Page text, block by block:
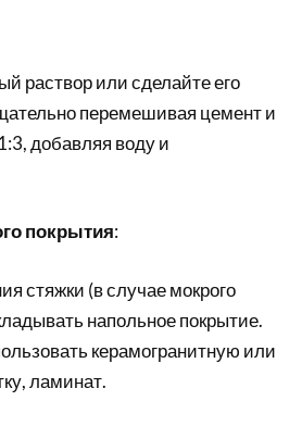
раствор или сделайте его
перемешивая цемент и
добавляя воду и
покрытия:
стяжки (в случае мокрого
напольное покрытие.
керамогранитную или
ламинат.